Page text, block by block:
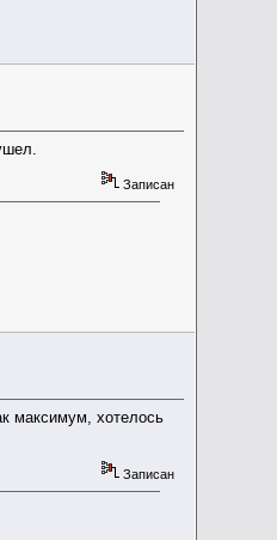
Записан
максимум, хотелось
Записан